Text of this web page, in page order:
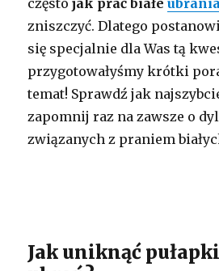
częstojak prać białe
zniszczyć. Dlatego
się specjalnie dla Was tą
przygotowałyśmy krótki
temat! Sprawdź jak
zapomnij raz na zawsze o
związanych z praniem
Jak uniknąć